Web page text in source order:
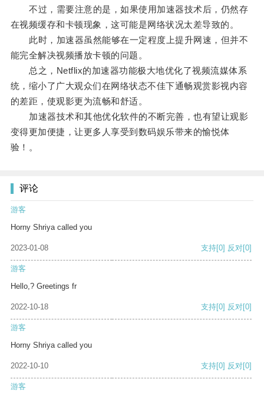
不过，需要注意的是，如果使用加速器技术后，仍然存
在视频缓存和卡顿现象，这可能是网络状况太差导致的。
此时，加速器虽然能够在一定程度上提升网速，但并不
能完全解决视频播放卡顿的问题。
总之，Netflix的加速器功能极大地优化了视频流媒体系
统，缩小了广大观众们在网络状态不佳下通畅观赏影视内容
的差距，使观影更为流畅和舒适。
加速器技术和其他优化软件的不断完善，也有望让观影
变得更加便捷，让更多人享受到数码娱乐带来的愉悦体
验！。
评论
游客
Horny Shriya called you
2023-01-08 支持[0] 反对[0]
游客
Hello,? Greetings fr
2022-10-18 支持[0] 反对[0]
游客
Horny Shriya called you
2022-10-10 支持[0] 反对[0]
游客